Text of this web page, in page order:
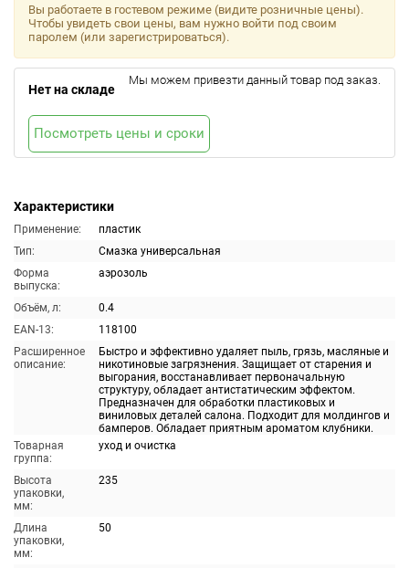
Характеристики
Применение:
пластик
Тип:
Смазка универсальная
Форма
выпуска:
аэрозоль
Объём, л:
0.4
EAN-13:
118100
Расширенное
описание:
Быстро и эффективно удаляет пыль, грязь, масляные и
никотиновые загрязнения. Защищает от старения и
выгорания, восстанавливает первоначальную
структуру, обладает антистатическим эффектом.
Предназначен для обработки пластиковых и
виниловых деталей салона. Подходит для молдингов и
бамперов. Обладает приятным ароматом клубники.
Товарная
группа:
уход и очистка
Высота
упаковки,
мм:
235
Длина
упаковки,
мм:
50
Вы работаете в гостевом режиме (видите розничные цены).
Чтобы увидеть свои цены, вам нужно войти под своим
паролем (или зарегистрироваться).
Нет на складе
Мы можем привезти данный товар под заказ.
Посмотреть цены и сроки